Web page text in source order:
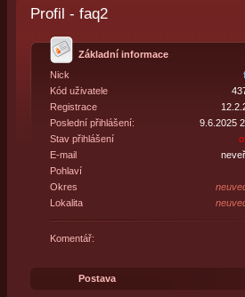
Profil - faq2
Základní informace
Nick
Kód uživatele
Registrace
Poslední přihlášení:
9.6.2025
Stav přihlášení
E-mail
Pohlaví
Okres
Lokalita
Komentář:
Postava